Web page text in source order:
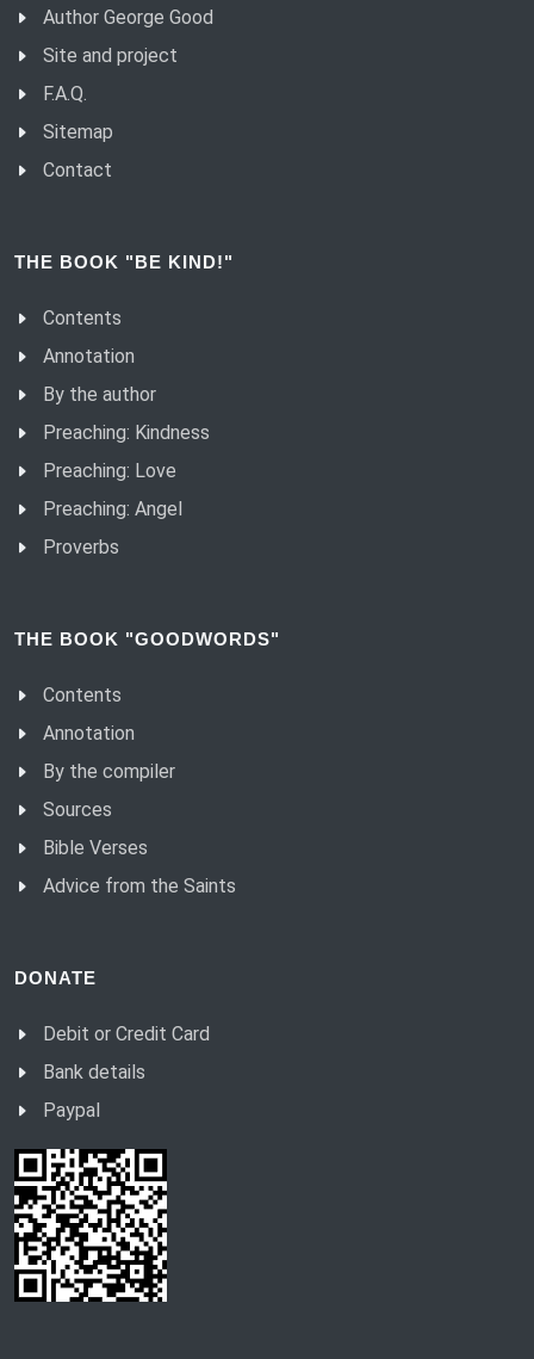
Author George Good
Site and project
F.A.Q.
Sitemap
Contact
THE BOOK "BE KIND!"
Contents
Annotation
By the author
Preaching: Kindness
Preaching: Love
Preaching: Angel
Proverbs
THE BOOK "GOODWORDS"
Contents
Annotation
By the compiler
Sources
Bible Verses
Advice from the Saints
DONATE
Debit or Credit Card
Bank details
Paypal